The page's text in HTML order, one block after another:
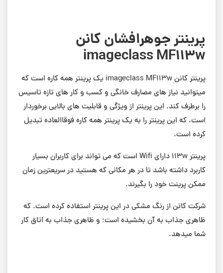
پرینتر جوهرافشان کانن
imageclass MF113w
پرینتر کانن imageclass MF113w یک پرینتر همه کاره است که
میتوانید نیاز های مصارف خانگی و کسب و کار های تازه تاسیس
را برطرف کند. این پرینتر از ویژگی و قابلیت های بالایی برخوردار
است، که این پرینتر را به یک پرینتر همه کاره فوقاالعاده تبدیل
کرده است.
پرینتر 113w دارای Wifi است که می تواند برای کاربران بسیار
کاربرد داشته باشد تا در هر مکانی که هستید در سریعترین زمان
ممکن پرینت خود را بگیرند.
شرکت کانن از رنگ مشکی در این پرینتر استفاده کرده است. که
ظاهری جذاب به آن بخشیده است؛ و ظاهری جذاب به اتاق کار
شما میدهد.